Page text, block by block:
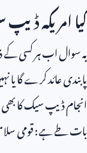
کیا امریکہ
یہ سوال اب ہر کسی کے
پابندی عائد کرے گا
انجام ڈیپ سیک کا
بات طے ہے: قومی